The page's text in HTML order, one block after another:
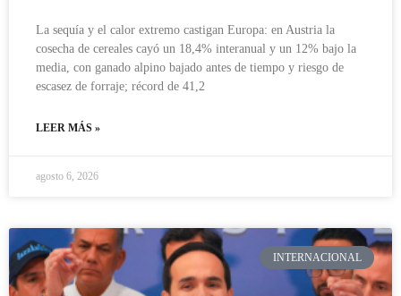
La sequía y el calor extremo castigan Europa: en Austria la
cosecha de cereales cayó un 18,4% interanual y un 12% bajo la
media, con ganado alpino bajado antes de tiempo y riesgo de
escasez de forraje; récord de 41,2
LEER MÁS »
agosto 6, 2026
INTERNACIONAL